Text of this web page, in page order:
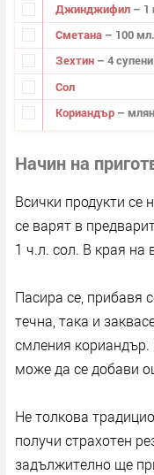
Джинджифил – 1
Сметана – 100 мл.
Зехтин – 4
Сол
Кориандър – млян
Начин на
Всички продукти се
се варят в
1 ч.л. сол. В края на
Пасира се, прибавя
течна, така и
смления кориандър.
може да се добави
Не толкова
получи страхотен
задължително ще